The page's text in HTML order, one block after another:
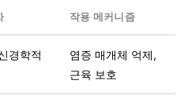
작용 메커니즘
경학적
염증 매개체 억제,
근육 보호